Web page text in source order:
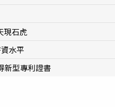
現石虎
水平
型專利證書